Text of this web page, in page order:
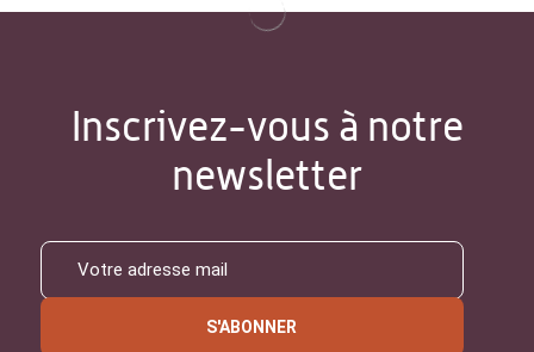
Inscrivez-vous à notre
newsletter
S'ABONNER